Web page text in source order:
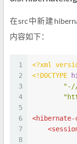
在src中新建
内容如下：
1
2
3
4
5
6
7
8
<?xml
<!DOCTYPE
"-//
<
<